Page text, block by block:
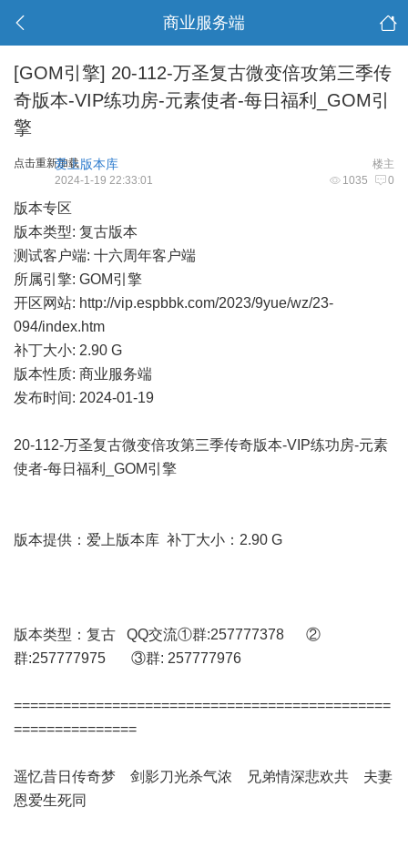
商业服务端
[GOM引擎] 20-112-万圣复古微变倍攻第三季传
奇版本-VIP练功房-元素使者-每日福利_GOM引
擎
点击重新加载 楼主
爱上版本库
1035 0
2024-1-19 22:33:01
版本专区
版本类型: 复古版本
测试客户端: 十六周年客户端
所属引擎: GOM引擎
开区网站: http://vip.espbbk.com/2023/9yue/wz/23-
094/index.htm
补丁大小: 2.90 G
版本性质: 商业服务端
发布时间: 2024-01-19
20-112-万圣复古微变倍攻第三季传奇版本-VIP练功房-元素
使者-每日福利_GOM引擎
版本提供：爱上版本库 补丁大小：2.90 G
版本类型：复古 QQ交流①群:257777378 ②
群:257777975 ③群: 257777976
==============================================
===============
遥忆昔日传奇梦 剑影刀光杀气浓 兄弟情深悲欢共 夫妻
恩爱生死同